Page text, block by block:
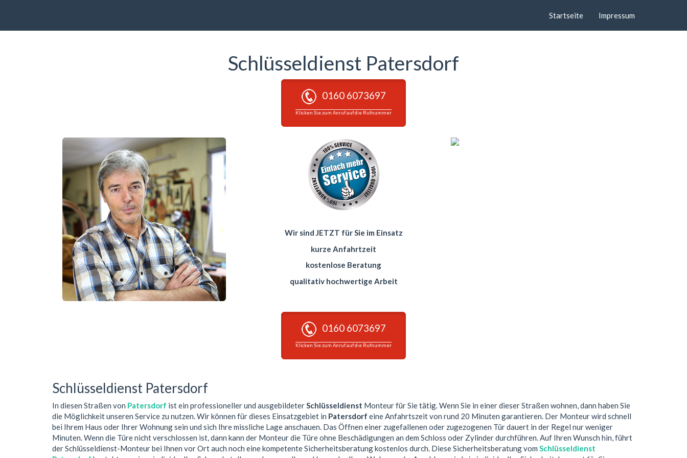
Startseite Impressum
Schlüsseldienst Patersdorf
0160 6073697
Klicken Sie zum Anruf auf die Rufnummer
Wir sind JETZT für Sie im Einsatz
kurze Anfahrtzeit
kostenlose Beratung
qualitativ hochwertige Arbeit
0160 6073697
Klicken Sie zum Anruf auf die Rufnummer
Schlüsseldienst Patersdorf
In diesen Straßen von Patersdorf ist ein professioneller und ausgebildeterSchlüsseldienst Monteur für Sie tätig. Wenn Sie in einer dieser Straßen wohnen, dann haben Sie
die Möglichkeit unseren Service zu nutzen. Wir können für dieses Einsatzgebiet in Patersdorf eine Anfahrtszeit von rund 20 Minuten garantieren. Der Monteur wird schnell
bei Ihrem Haus oder Ihrer Wohnung sein und sich Ihre missliche Lage anschauen. Das Öffnen einer zugefallenen oder zugezogenen Tür dauert in der Regel nur weniger
Minuten. Wenn die Türe nicht verschlossen ist, dann kann der Monteur die Türe ohne Beschädigungen an dem Schloss oder Zylinder durchführen. Auf Ihren Wunsch hin, führt
der Schlüsseldienst-Monteur bei Ihnen vor Ort auch noch eine kompetente Sicherheitsberatung kostenlos durch. Diese Sicherheitsberatung vom Schlüsseldienst